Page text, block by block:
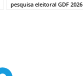
pesquisa eleitoral GDF 2026